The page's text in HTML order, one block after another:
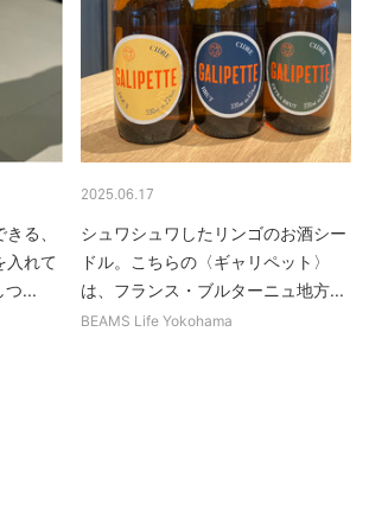
る、
入れて
つ...
2025.06.17
シュワシュワしたリンゴのお酒シー
ドル。こちらの〈ギャリペット〉
は、フランス・ブルターニュ地方...
BEAMS Life Yokohama